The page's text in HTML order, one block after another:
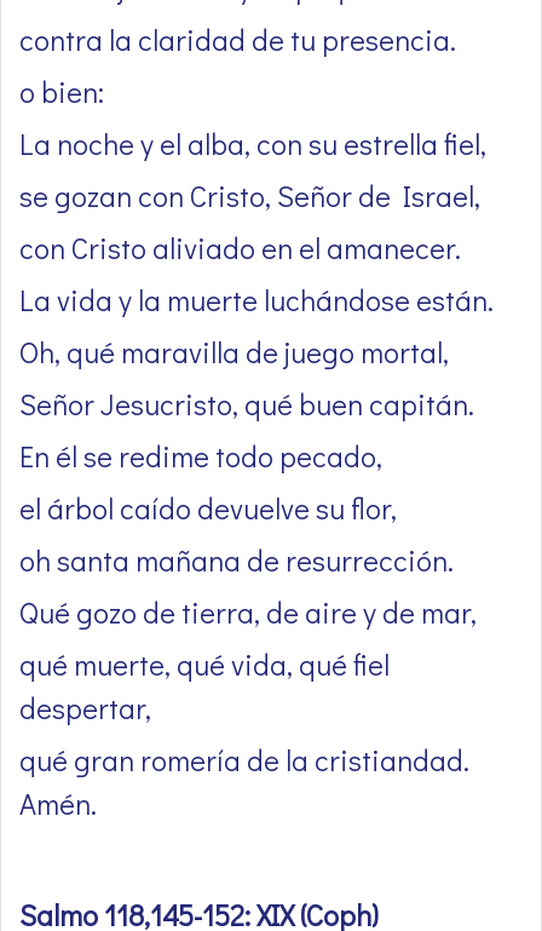
contra la claridad de tu presencia.
o bien:
La noche y el alba, con su estrella fiel,
se gozan con Cristo, Señor de Israel,
con Cristo aliviado en el amanecer.
La vida y la muerte luchándose están.
Oh, qué maravilla de juego mortal,
Señor Jesucristo, qué buen capitán.
En él se redime todo pecado,
el árbol caído devuelve su flor,
oh santa mañana de resurrección.
Qué gozo de tierra, de aire y de mar,
qué muerte, qué vida, qué fiel
despertar,
qué gran romería de la cristiandad.
Amén.
Salmo 118,145-152: XIX (Coph)